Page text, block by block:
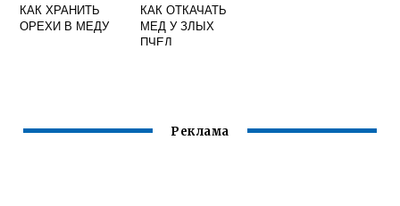
КАК ХРАНИТЬ
ОРЕХИ В МЕДУ
КАК ОТКАЧАТЬ
МЕД У ЗЛЫХ
ПЧЕЛ
Реклама